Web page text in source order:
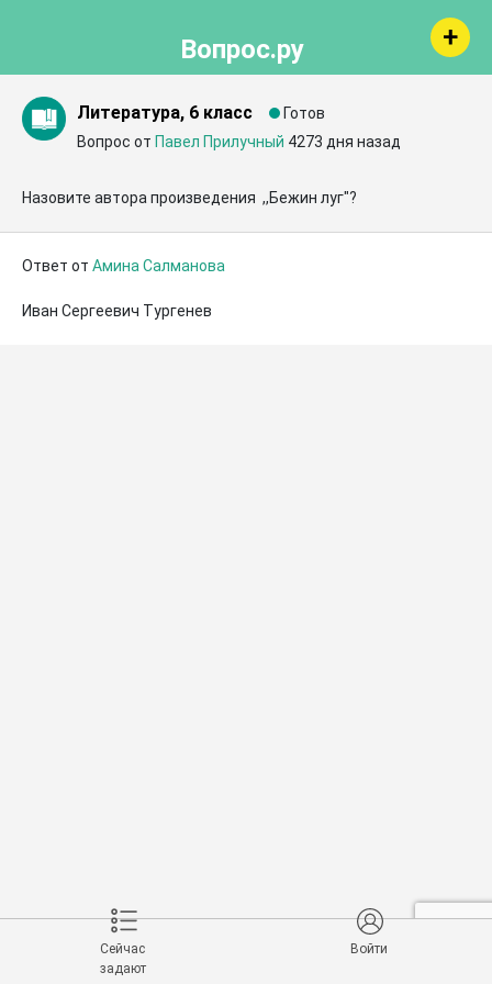
Вопрос.ру
Литература, 6 класс
Готов
Вопрос от Павел Прилучный 4273 дня назад
Назовите автора произведения  ,,Бежин луг"?
Ответ от Амина Салманова
Иван Сергеевич Тургенев
Сейчас
задают
Войти